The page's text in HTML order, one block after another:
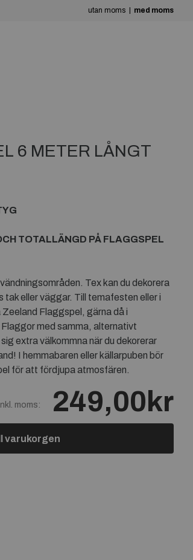
utan moms med moms
6 METER LÅNGT
TOTALLÄNGD PÅ FLAGGSPEL
Tex kan du dekorera
tak eller väggar. Till temafesten eller i
Flaggspel, gärna då i
med samma, alternativt
extra välkommna när du dekorerar
I hemmabaren eller källarpuben bör
för att fördjupa atmosfären.
Inkl. moms: 249,00kr
varukorgen